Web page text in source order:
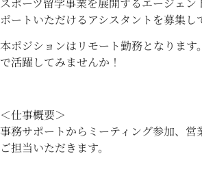
ポートいただけるアシスタントを募集し
本ポジションはリモート勤務となります
で活躍してみませんか！
＜仕事概要＞
事務サポートからミーティング参加、営
ご担当いただきます。